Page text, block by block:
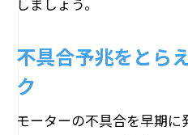
不具合予兆をとら
ク
モーターの不具合を早期